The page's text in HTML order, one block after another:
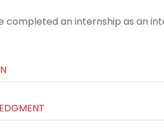
completed an internship as an